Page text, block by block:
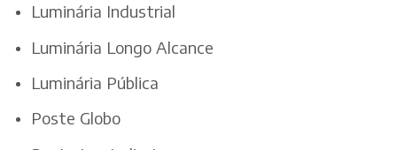
Luminária Industrial
Luminária Longo Alcance
Luminária Pública
Poste Globo